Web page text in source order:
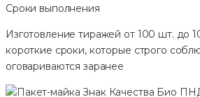
Сроки выполнения
Изготовление тиражей от 100 шт. до
короткие сроки, которые строго
оговариваются заранее